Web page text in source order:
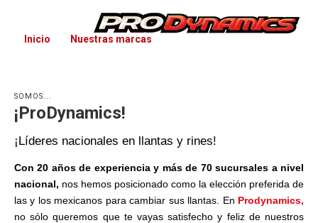
Inicio Nuestras marcas
SOMOS...
¡ProDynamics!
¡Líderes nacionales en llantas y rines!
Con 20 años de experiencia y más de 70 sucursales a nivel
nacional, nos hemos posicionado como la elección preferida de
las y los mexicanos para cambiar sus llantas. En Prodynamics,
no sólo queremos que te vayas satisfecho y feliz de nuestros